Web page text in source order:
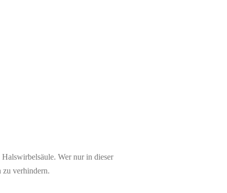
Wer nur in dieser
zu verhindern.